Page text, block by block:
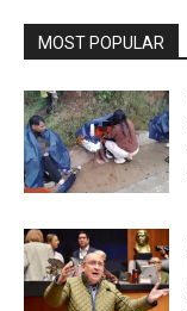
MOST POPULAR